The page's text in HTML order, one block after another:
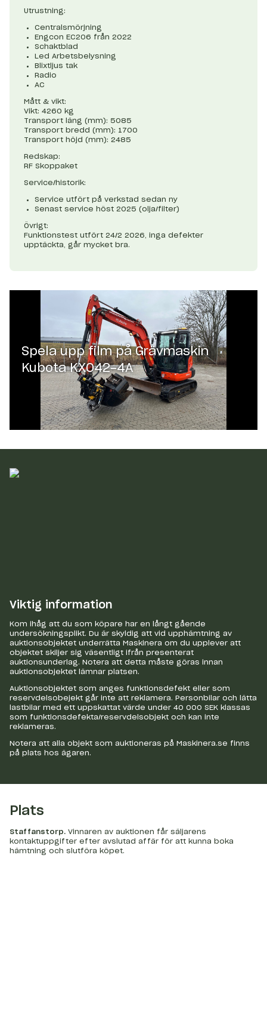
Utrustning:
Centralsmörjning
Engcon EC206 från 2022
Schaktblad
Led Arbetsbelysning
Blixtljus tak
Radio
AC
Mått & vikt:
Vikt: 4260 kg
Transport läng (mm): 5085
Transport bredd (mm): 1700
Transport höjd (mm): 2485
Redskap:
RF Skoppaket
Service/historik:
Service utfört på verkstad sedan ny
Senast service höst 2025 (olja/filter)
Övrigt:
Funktionstest utfört 24/2 2026, inga defekter
upptäckta, går mycket bra.
Spela upp film påGrävmaskin
Kubota KX042-4A
Viktig information
Kom ihåg att du som köpare har en långt gående
undersökningsplikt. Du är skyldig att vid upphämtning av
auktionsobjektet underrätta Maskinera om du upplever att
objektet skiljer sig väsentligt ifrån presenterat
auktionsunderlag. Notera att detta måste göras innan
auktionsobjektet lämnar platsen.
Auktionsobjektet som anges funktionsdefekt eller som
reservdelsobejekt går inte att reklamera. Personbilar och lätta
lastbilar med ett uppskattat värde under 40 000 SEK klassas
som funktionsdefekta/reservdelsobjekt och kan inte
reklameras.
Notera att alla objekt som auktioneras på Maskinera.se finns
på plats hos ägaren.
Plats
Staffanstorp. Vinnaren av auktionen får säljarens
kontaktuppgifter efter avslutad affär för att kunna boka
hämtning och slutföra köpet.